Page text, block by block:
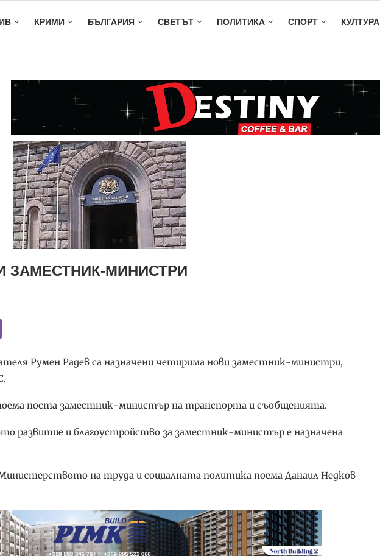
КРИМИ БЪЛГАРИЯ СВЕТЪТ ПОЛИТИКА СПОРТ КУЛТУРА
ЗАМЕСТНИК-МИНИСТРИ
Румен Радев са назначени четирима нови заместник-министри,
поста заместник-министър на транспорта и съобщенията.
развитие и благоустройство за заместник-министър е назначена
на труда и социалната политика поема Данаил Недков